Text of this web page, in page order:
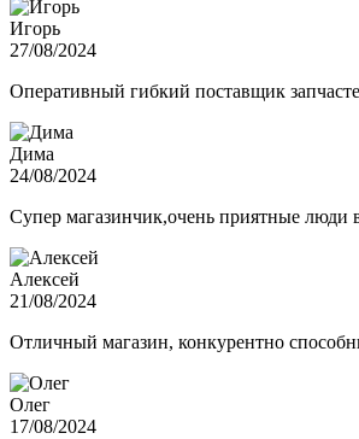
Игорь
27/08/2024
Оперативный гибкий поставщик
Дима
24/08/2024
Супер магазинчик,очень приятные люди
Алексей
21/08/2024
Отличный магазин, конкурентно
Олег
17/08/2024